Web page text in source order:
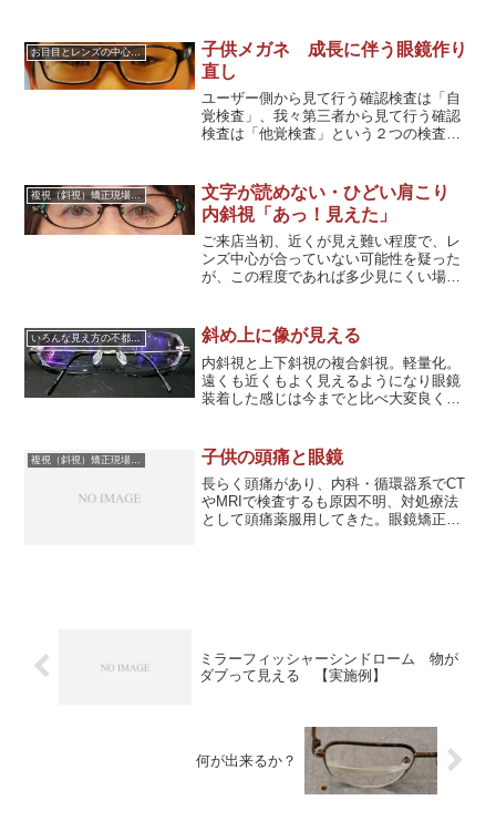
お目目とレンズの中心の話
子供メガネ 成長に伴う眼鏡作り
直し
ユーザー側から見て行う確認検査は「自
覚検査」、我々第三者から見て行う確認
検査は「他覚検査」という２つの検査を
ている。
複視（斜視）矯正現場より
文字が読めない・ひどい肩こり
内斜視「あっ！見えた」
ご来店当初、近くが見え難い程度で、レ
ンズ中心が合っていない可能性を疑った
が、この程度であれば多少見にくい場合
も目には異常がないという。利き目（首
位眼）を確かめ、同時に眼位をカバー・
アンカバーテストしたところ明らかに眼
位異常を検出。一般屈折検査から斜視測
定を行った結果、強い内斜視が検出され
ったとのこと。装用テストにより度数決
定し眼鏡調整。
いろんな見え方の不都合に対応した眼鏡 斜め上に像が見える
内斜視と上下斜視の複合斜視。軽量化。
遠くも近くもよく見えるようになり眼鏡
装着した感じは今までと比べ大変良くな
った。今まで使用した眼鏡フレームの重
圧感はなくなり軽量かつ快適である。良
かったと思っている。
子供の頭痛と眼鏡
長らく頭痛があり、内科・循環器系でCT
やMRIで検査するも原因不明、対処療法
として頭痛薬服用してきた。眼鏡矯正
ミラーフィッシャーシンドローム 物が
ダブって見える 【実施例】
何が出来るか？